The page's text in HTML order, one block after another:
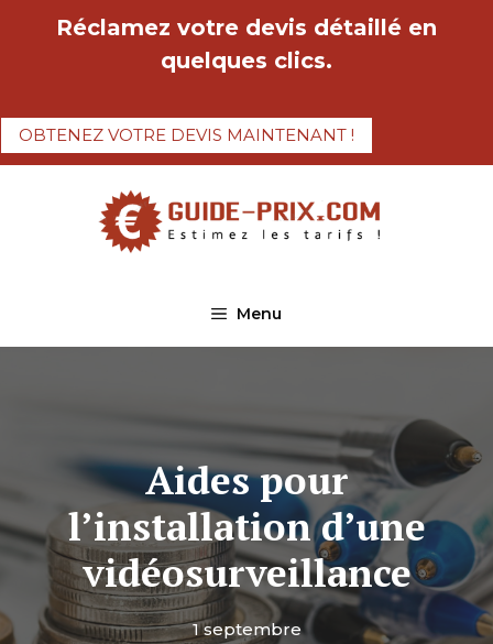
Réclamez votre devis détaillé en
quelques clics.
OBTENEZ VOTRE DEVIS MAINTENANT !
Menu
Aides pour
l’installation d’une
vidéosurveillance
1 septembre